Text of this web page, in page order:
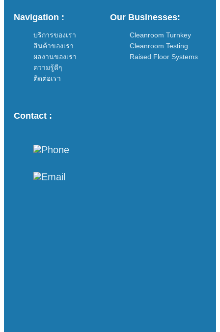
Navigation :
บริการของเรา
สินค้าของเรา
ผลงานของเรา
ความรู้ดีๆ
ติดต่อเรา
Our Businesses:
Cleanroom Turnkey
Cleanroom Testing
Raised Floor Systems
Contact :